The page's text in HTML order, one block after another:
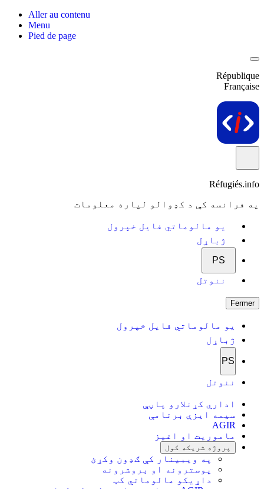
Aller au contenu
Menu
Pied de page
République
Française
Réfugiés.info
په فرانسه کې د کډوالو لپاره معلومات
یو مالوماتي فایل خپرول
ژباړل
PS
ننوتل
Fermer
یو مالوماتي فایل خپرول
ژباړل
PS
ننوتل
اداري کړنلارو پاڼې
سیمه ایزې برنامې
AGIR
ماموریت او اغیز
پروژه شریکه کول
په ویبینار کې ګډون وکړئ
پوسترونه او بروشرونه
داړیکو مالوماتي کټ